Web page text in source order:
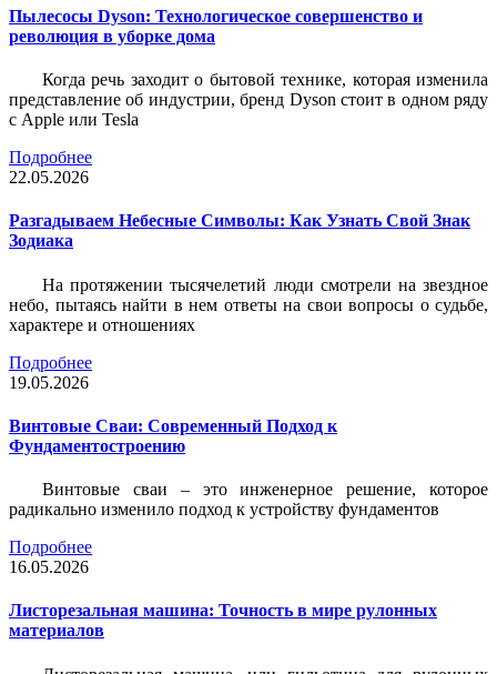
Пылесосы Dyson: Технологическое совершенство и
революция в уборке дома
Когда речь заходит о бытовой технике, которая изменила
представление об индустрии, бренд Dyson стоит в одном ряду
с Apple или Tesla
Подробнее
22.05.2026
Разгадываем Небесные Символы: Как Узнать Свой Знак
Зодиака
На протяжении тысячелетий люди смотрели на звездное
небо, пытаясь найти в нем ответы на свои вопросы о судьбе,
характере и отношениях
Подробнее
19.05.2026
Винтовые Сваи: Современный Подход к
Фундаментостроению
Винтовые сваи – это инженерное решение, которое
радикально изменило подход к устройству фундаментов
Подробнее
16.05.2026
Листорезальная машина: Точность в мире рулонных
материалов